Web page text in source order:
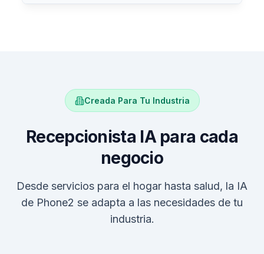
Creada Para Tu Industria
Recepcionista IA para cada
negocio
Desde servicios para el hogar hasta salud, la IA
de Phone2 se adapta a las necesidades de tu
industria.